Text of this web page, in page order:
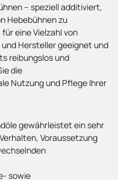
– speziell additiviert,
Hebebühnen zu
für eine Vielzahl von
Hersteller geeignet und
reibungslos und
die
Nutzung und Pflege Ihrer
gewährleistet ein sehr
Voraussetzung
sowie